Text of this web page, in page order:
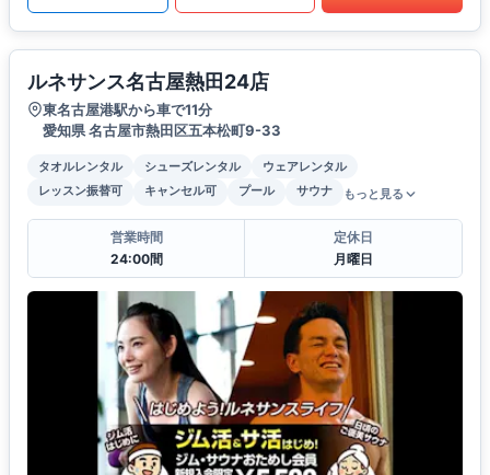
ルネサンス名古屋熱田24店
東名古屋港駅から車で11分
愛知県 名古屋市熱田区五本松町9-33
タオルレンタル シューズレンタル
ウェアレンタル
レッスン振替可
キャンセル可 プール サウナ もっと見る
営業時間
24:00間
定休日
月曜日